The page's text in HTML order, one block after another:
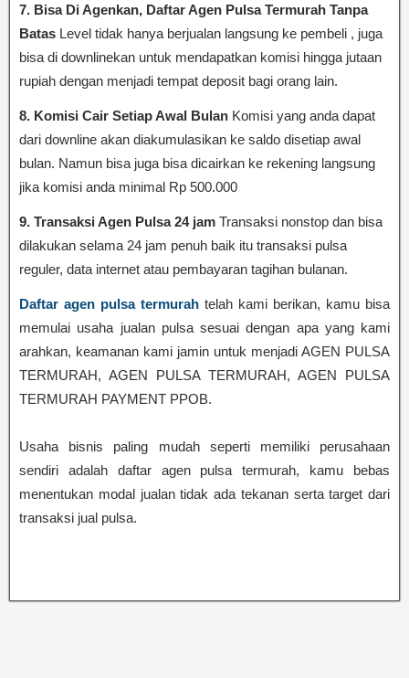
7. Bisa Di Agenkan, Daftar Agen Pulsa Termurah Tanpa
Batas Level tidak hanya berjualan langsung ke pembeli , juga
bisa di downlinekan untuk mendapatkan komisi hingga jutaan
rupiah dengan menjadi tempat deposit bagi orang lain.
8. Komisi Cair Setiap Awal Bulan Komisi yang anda dapat
dari downline akan diakumulasikan ke saldo disetiap awal
bulan. Namun bisa juga bisa dicairkan ke rekening langsung
jika komisi anda minimal Rp 500.000
9. Transaksi Agen Pulsa 24 jam Transaksi nonstop dan bisa
dilakukan selama 24 jam penuh baik itu transaksi pulsa
reguler, data internet atau pembayaran tagihan bulanan.
Daftar agen pulsa termurah telah kami berikan, kamu bisa
memulai usaha jualan pulsa sesuai dengan apa yang kami
arahkan, keamanan kami jamin untuk menjadi AGEN PULSA
TERMURAH, AGEN PULSA TERMURAH, AGEN PULSA
TERMURAH PAYMENT PPOB.
Usaha bisnis paling mudah seperti memiliki perusahaan
sendiri adalah daftar agen pulsa termurah, kamu bebas
menentukan modal jualan tidak ada tekanan serta target dari
transaksi jual pulsa.